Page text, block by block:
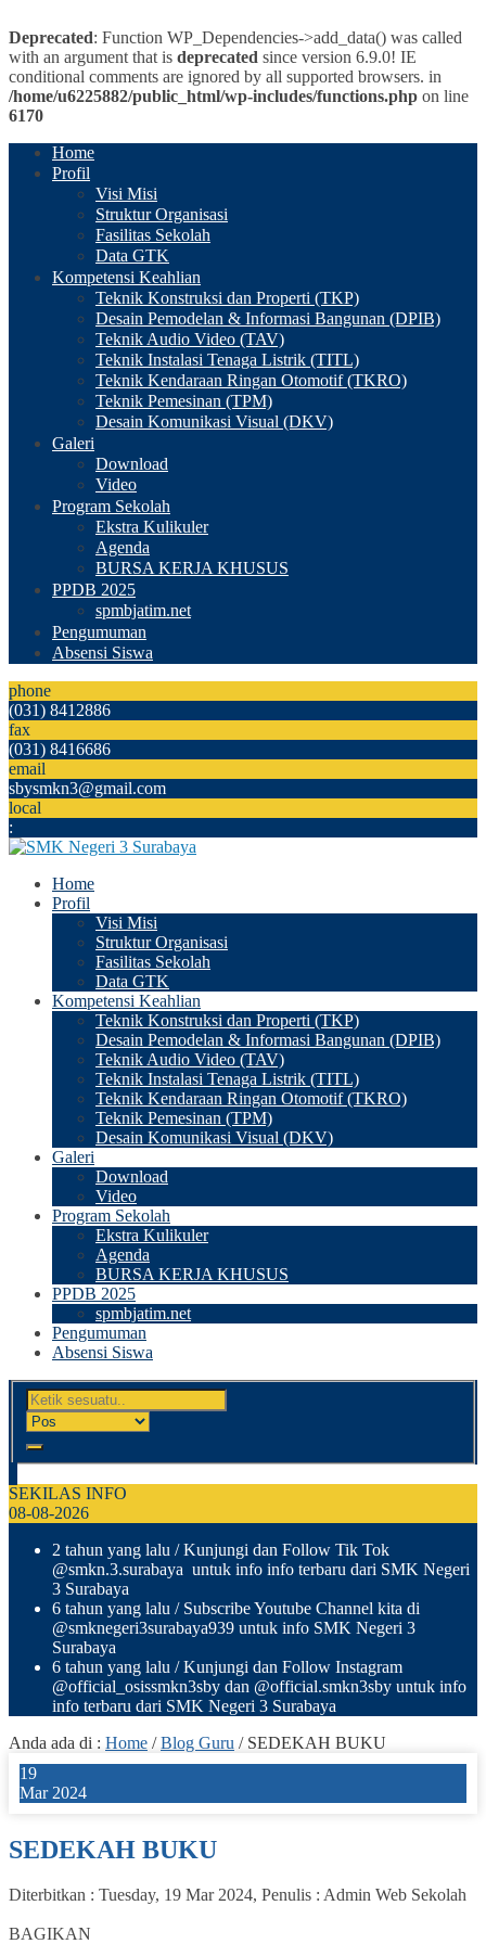
Deprecated: Function WP_Dependencies->add_data() was called
with an argument that is deprecated since version 6.9.0! IE
conditional comments are ignored by all supported browsers. in
/home/u6225882/public_html/wp-includes/functions.php on line
6170
Home
Profil
Visi Misi
Struktur Organisasi
Fasilitas Sekolah
Data GTK
Kompetensi Keahlian
Teknik Konstruksi dan Properti (TKP)
Desain Pemodelan & Informasi Bangunan (DPIB)
Teknik Audio Video (TAV)
Teknik Instalasi Tenaga Listrik (TITL)
Teknik Kendaraan Ringan Otomotif (TKRO)
Teknik Pemesinan (TPM)
Desain Komunikasi Visual (DKV)
Galeri
Download
Video
Program Sekolah
Ekstra Kulikuler
Agenda
BURSA KERJA KHUSUS
PPDB 2025
spmbjatim.net
Pengumuman
Absensi Siswa
phone
(031) 8412886
fax
(031) 8416686
email
sbysmkn3@gmail.com
local
:
Home
Profil
Visi Misi
Struktur Organisasi
Fasilitas Sekolah
Data GTK
Kompetensi Keahlian
Teknik Konstruksi dan Properti (TKP)
Desain Pemodelan & Informasi Bangunan (DPIB)
Teknik Audio Video (TAV)
Teknik Instalasi Tenaga Listrik (TITL)
Teknik Kendaraan Ringan Otomotif (TKRO)
Teknik Pemesinan (TPM)
Desain Komunikasi Visual (DKV)
Galeri
Download
Video
Program Sekolah
Ekstra Kulikuler
Agenda
BURSA KERJA KHUSUS
PPDB 2025
spmbjatim.net
Pengumuman
Absensi Siswa
SEKILAS INFO
08-08-2026
2 tahun yang lalu / Kunjungi dan Follow Tik Tok
@smkn.3.surabaya untuk info info terbaru dari SMK Negeri
3 Surabaya
6 tahun yang lalu / Subscribe Youtube Channel kita di
@smknegeri3surabaya939 untuk info SMK Negeri 3
Surabaya
6 tahun yang lalu / Kunjungi dan Follow Instagram
@official_osissmkn3sby dan @official.smkn3sby untuk info
info terbaru dari SMK Negeri 3 Surabaya
Anda ada di : Home /Blog Guru / SEDEKAH BUKU
19
Mar 2024
SEDEKAH BUKU
Diterbitkan : Tuesday, 19 Mar 2024, Penulis : Admin Web Sekolah
BAGIKAN